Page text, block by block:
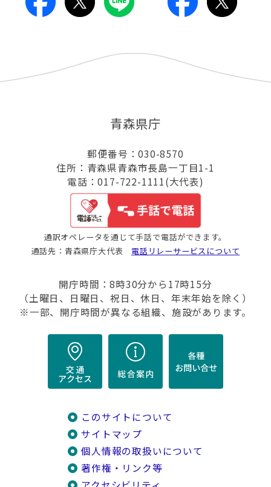
青森県庁
郵便番号：030-8570
住所：青森県青森市長島一丁目1-1
電話：017-722-1111(大代表)
通訳オペレータを通じて手話で電話ができます。
通話先：青森県庁大代表 電話リレーサービスについて
開庁時間：8時30分から17時15分
（土曜日、日曜日、祝日、休日、年末年始を除く）
※一部、開庁時間が異なる組織、施設があります。
このサイトについて
サイトマップ
個人情報の取扱いについて
著作権・リンク等